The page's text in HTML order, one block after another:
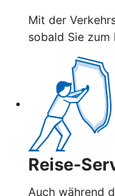
Mit der
sobald Sie
Reise-
Auch während